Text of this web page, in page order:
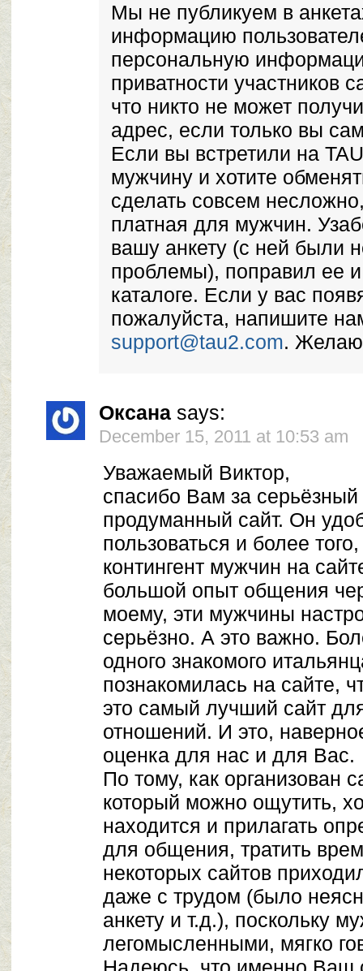
Мы не публикуем в
информацию
персональную
приватности участников
что никто не может
адрес, если только вы
Если вы встретили на
мужчину и хотите
сделать совсем
платная для мужчин.
вашу анкету (с ней были
проблемы), поправил ее
каталоге. Если у вас
пожалуйста, напишите
support@tau2.com. Желаю
Оксана says:
December 15, 2011 at 10:53 am
Уважаемый Виктор,
спасибо Вам за серьёзный
продуманный сайт. Он
пользоваться и более
контингент мужчин на
большой опыт общения
моему, эти мужчины
серьёзно. А это важно.
одного знакомого
познакомилась на сайте,
это самый лучший сайт
отношений. И это,
оценка для нас и для Вас.
По тому, как организован
который можно ощутить,
находится и прилагать
для общения, тратить
некоторых сайтов
даже с трудом (было
анкету и т.д.), поскольку
легомысленными, мягко